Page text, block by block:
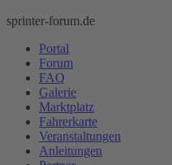
sprinter-forum.de
Portal
Forum
FAQ
Galerie
Marktplatz
Fahrerkarte
Veranstaltungen
Anleitungen